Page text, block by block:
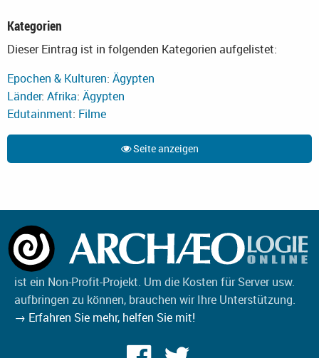
Kategorien
Dieser Eintrag ist in folgenden Kategorien aufgelistet:
Epochen & Kulturen: Ägypten
Länder: Afrika: Ägypten
Edutainment: Filme
Seite anzeigen
ist ein Non-Profit-Projekt. Um die Kosten für Server usw.
aufbringen zu können, brauchen wir Ihre Unterstützung.
→ Erfahren Sie mehr, helfen Sie mit!